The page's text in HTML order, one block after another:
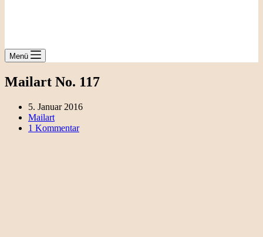
Menü
Mailart No. 117
5. Januar 2016
Mailart
1 Kommentar